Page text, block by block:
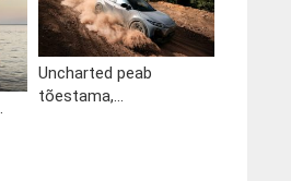
Uncharted peab
tõestama,...